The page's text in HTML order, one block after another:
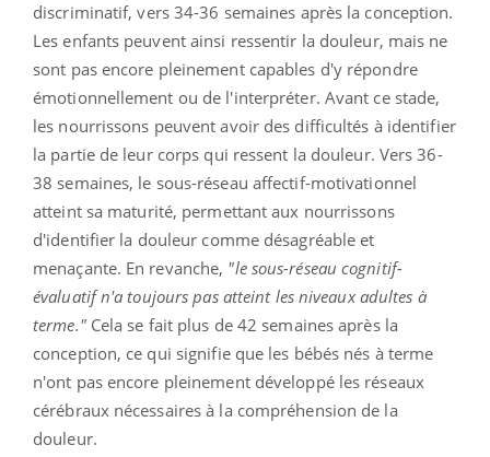
discriminatif, vers 34-36 semaines après la conception.
Les enfants peuvent ainsi ressentir la douleur, mais ne
sont pas encore pleinement capables d'y répondre
émotionnellement ou de l'interpréter. Avant ce stade,
les nourrissons peuvent avoir des difficultés à identifier
la partie de leur corps qui ressent la douleur. Vers 36-
38 semaines, le sous-réseau affectif-motivationnel
atteint sa maturité, permettant aux nourrissons
d'identifier la douleur comme désagréable et
menaçante. En revanche, "le sous-réseau cognitif-
évaluatif n'a toujours pas atteint les niveaux adultes à
terme."Cela se fait plus de 42 semaines après la
conception, ce qui signifie que les bébés nés à terme
n'ont pas encore pleinement développé les réseaux
cérébraux nécessaires à la compréhension de la
douleur.